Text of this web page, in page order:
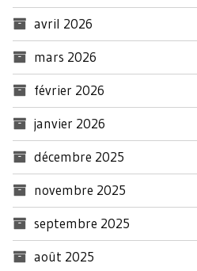
avril 2026
mars 2026
février 2026
janvier 2026
décembre 2025
novembre 2025
septembre 2025
août 2025